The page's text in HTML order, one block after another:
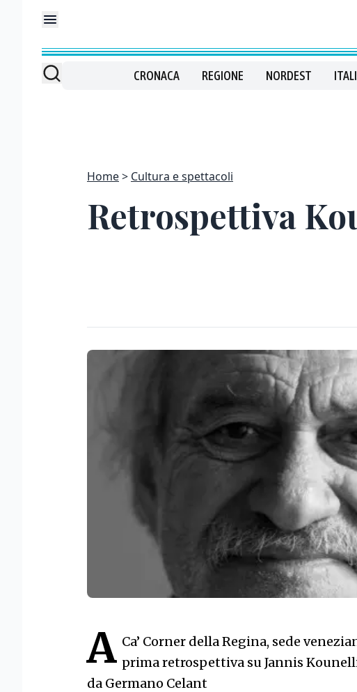
CRONACA REGIONE NORDEST
Home Cultura e spettacoli
Retrospettiva
A Ca’ Corner della Regina, sede
prima retrospettiva su Jannis
da Germano Celant